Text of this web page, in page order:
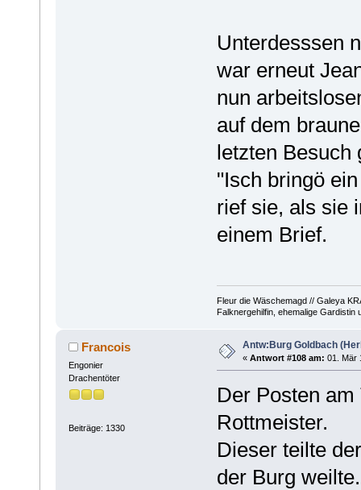
Unterdesssen
war erneut
nun
auf dem
letzten Besuch
"Isch bringö
rief sie, als sie
einem Brief.
Fleur die Wäschemagd // Galeya
Falknergehilfin, ehemalige Gardistin
Francois
Engonier
Drachentöter
Beiträge: 1330
Antw:Burg Goldbach
« Antwort #108 am: 01. Mär
Der Posten
Rottmeister.
Dieser teilte
der Burg weilte.